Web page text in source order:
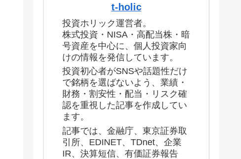
t-holic
投資ホリック運営者。
株式投資・NISA・高配当株・暗
号資産を中心に、個人投資家向
けの情報を発信しています。
投資初心者がSNSや話題性だけ
で銘柄を選ばないよう、業績・
財務・割安性・配当・リスク確
認を重視した記事を作成してい
ます。
記事では、金融庁、東京証券取
引所、EDINET、TDnet、企業
IR、決算短信、有価証券報告